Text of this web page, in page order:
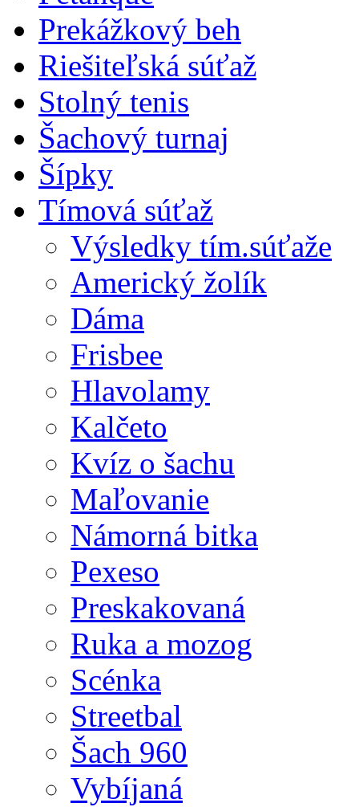
Prekážkový beh
Riešiteľská súťaž
Stolný tenis
Šachový turnaj
Šípky
Tímová súťaž
Výsledky tím.súťaže
Americký žolík
Dáma
Frisbee
Hlavolamy
Kalčeto
Kvíz o šachu
Maľovanie
Námorná bitka
Pexeso
Preskakovaná
Ruka a mozog
Scénka
Streetbal
Šach 960
Vybíjaná